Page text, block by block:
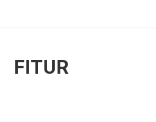
FITUR